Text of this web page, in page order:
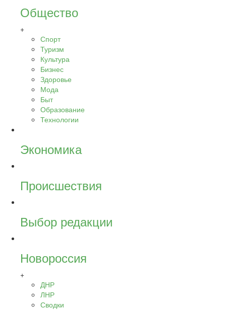
Общество
+
Спорт
Туризм
Культура
Бизнес
Здоровье
Мода
Быт
Образование
Технологии
Экономика
Происшествия
Выбор редакции
Новороссия
+
ДНР
ЛНР
Сводки